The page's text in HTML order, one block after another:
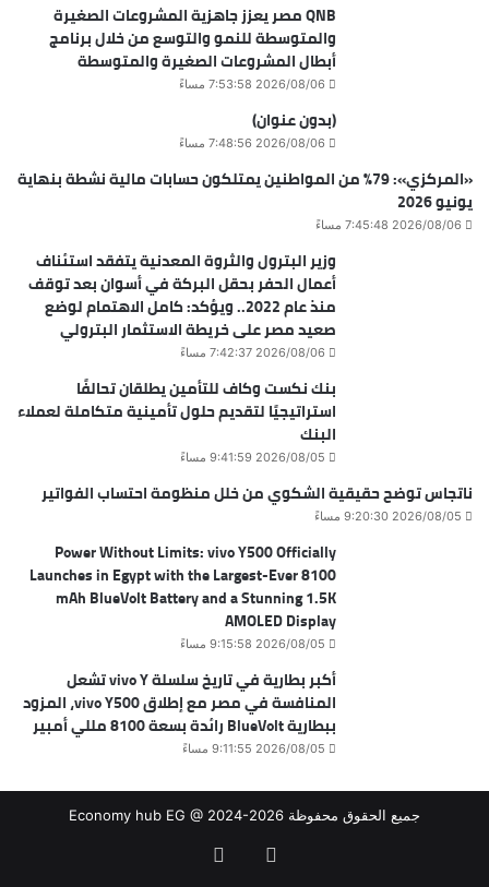
QNB مصر يعزز جاهزية المشروعات الصغيرة
والمتوسطة للنمو والتوسع من خلال برنامج
أبطال المشروعات الصغيرة والمتوسطة
2026/08/06 7:53:58 مساءً
(بدون عنوان)
2026/08/06 7:48:56 مساءً
«المركزي»: 79% من المواطنين يمتلكون حسابات مالية نشطة بنهاية
يونيو 2026
2026/08/06 7:45:48 مساءً
وزير البترول والثروة المعدنية يتفقد استئناف
أعمال الحفر بحقل البركة في أسوان بعد توقف
منذ عام 2022.. ويؤكد: كامل الاهتمام لوضع
صعيد مصر على خريطة الاستثمار البترولي
2026/08/06 7:42:37 مساءً
بنك نكست وكاف للتأمين يطلقان تحالفًا
استراتيجيًا لتقديم حلول تأمينية متكاملة لعملاء
البنك
2026/08/05 9:41:59 مساءً
ناتجاس توضح حقيقية الشكوي من خلل منظومة احتساب الفواتير
2026/08/05 9:20:30 مساءً
Power Without Limits: vivo Y500 Officially
Launches in Egypt with the Largest-Ever 8100
mAh BlueVolt Battery and a Stunning 1.5K
AMOLED Display
2026/08/05 9:15:58 مساءً
أكبر بطارية في تاريخ سلسلة vivo Y تشعل
المنافسة في مصر مع إطلاق vivo Y500، المزود
ببطارية BlueVolt رائدة بسعة 8100 مللي أمبير
2026/08/05 9:11:55 مساءً
جميع الحقوق محفوظة Economy hub EG @ 2024-2026
فيسبوك